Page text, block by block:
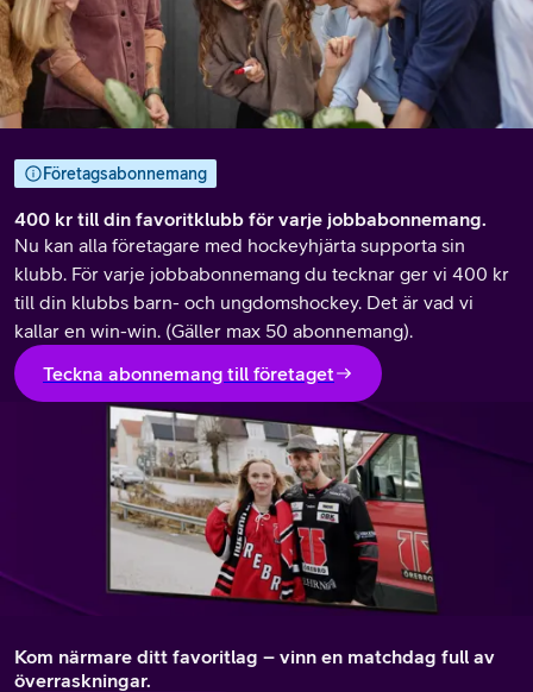
Företagsabonnemang
400 kr till din favoritklubb för varje jobbabonnemang.
Nu kan alla företagare med hockeyhjärta supporta sin
klubb. För varje jobbabonnemang du tecknar ger vi 400 kr
till din klubbs barn- och ungdomshockey. Det är vad vi
kallar en win-win. (Gäller max 50 abonnemang).
Teckna abonnemang till företaget
Kom närmare ditt favoritlag – vinn en matchdag full av
överraskningar.